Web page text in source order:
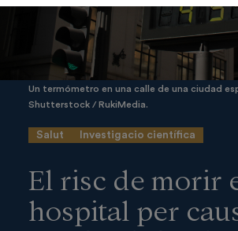
Un termómetro en una calle de una ciudad
Shutterstock / RukiMedia.
Salut Investigacio científica
El risc de morir
hospital per